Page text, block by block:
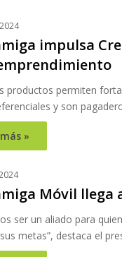
impulsa
productos permiten
y son
»
Móvil llega
ser un aliado para
metas”, destaca el